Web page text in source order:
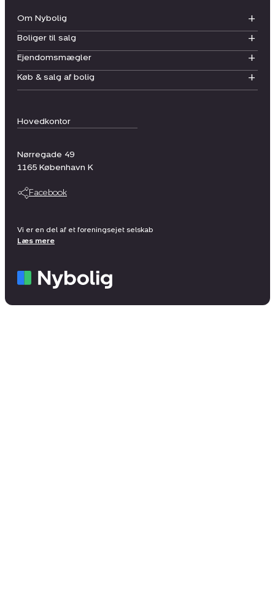
Hovedkontor
Nørregade 49
1165 København K
Facebook
Om Nybolig
Boliger til salg
Ejendomsmægler
Køb & salg af bolig
Vi er en del af et foreningsejet selskab
Læs mere